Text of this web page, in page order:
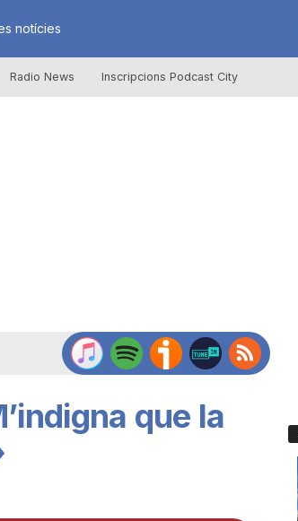
notícies
Radio News Inscripcions Podcast City
que la